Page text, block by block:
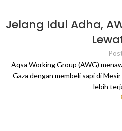
Jelang Idul Adha,
Aqsa Working Group (AWG)
Gaza dengan membeli sapi di
lebih